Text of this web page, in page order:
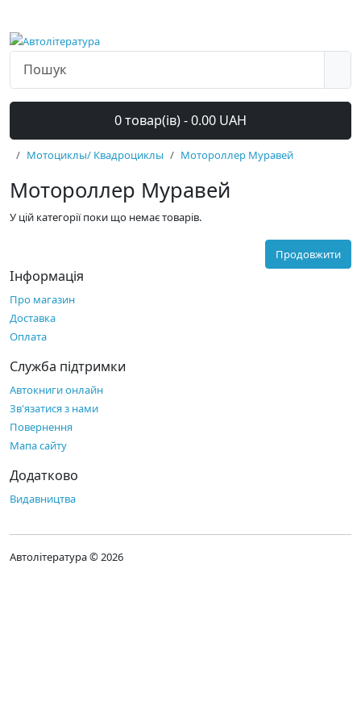
0 товар(ів) - 0.00 UAH
Мотоциклы/ Квадроциклы Мотороллер Муравей
Мотороллер Муравей
У цій категорії поки що немає товарів.
Продовжити
Інформація
Про магазин
Доставка
Оплата
Служба підтримки
Автокниги онлайн
Зв'язатися з нами
Повернення
Мапа сайту
Додатково
Видавництва
Автолітература © 2026